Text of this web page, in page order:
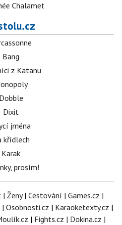
Chalamet
Bang
z Katanu
Dobble
Dixit
jména
křídlech
Karak
prosím!
| Ženy| Cestování | Games.cz |
| Osobnosti.cz | Karaoketexty.cz |
| Fights.cz | Dokina.cz |